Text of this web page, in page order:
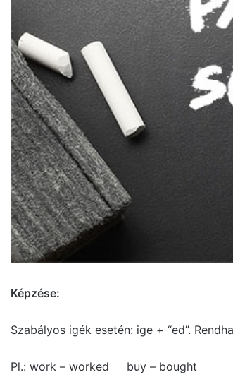
Képzése:
Szabályos igék esetén: ige + “ed”.
Pl.: work – worked buy – bought